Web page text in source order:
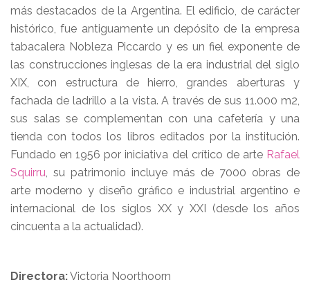
más destacados de la Argentina. El edificio, de carácter
histórico, fue antiguamente un depósito de la empresa
tabacalera Nobleza Piccardo y es un fiel exponente de
las construcciones inglesas de la era industrial del siglo
XIX, con estructura de hierro, grandes aberturas y
fachada de ladrillo a la vista. A través de sus 11.000 m2,
sus salas se complementan con una cafetería y una
tienda con todos los libros editados por la institución.
Fundado en 1956 por iniciativa del crítico de arte Rafael
Squirru, su patrimonio incluye más de 7000 obras de
arte moderno y diseño gráfico e industrial argentino e
internacional de los siglos XX y XXI (desde los años
cincuenta a la actualidad).
Directora:Victoria Noorthoorn